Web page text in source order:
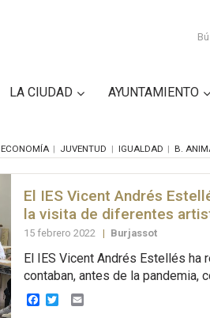
LA CIUDAD AYUNTAMIENTO
ECONOMÍA JUVENTUD IGUALDAD B.
El IES Vicent Andrés
la visita de diferentes
15 febrero 2022 | Burjassot
El IES Vicent Andrés Estellés
contaban, antes de la pandemia,
Facebook
TwitterEmail